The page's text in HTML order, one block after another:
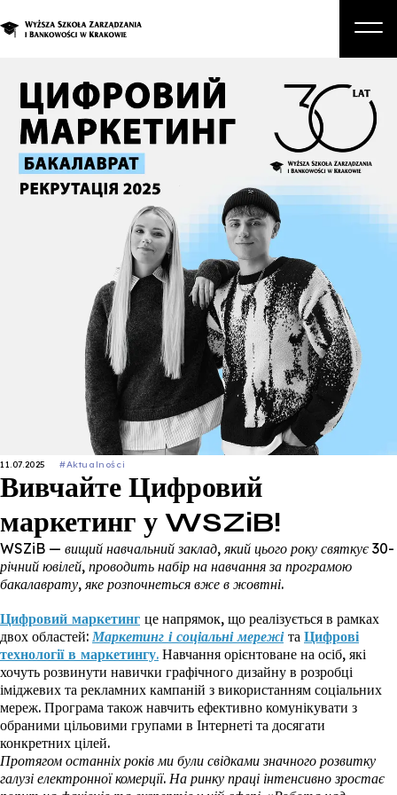
11.07.2025 #Aktualności
Вивчайте Цифровий
маркетинг у WSZiB!
WSZiB — вищий навчальний заклад, який цього року святкує 30-
річний ювілей, проводить набір на навчання за програмою
бакалаврату, яке розпочнеться вже в жовтні.
Цифровий маркетинг це напрямок, що реалізується в рамках
двох областей: Маркетинг і соціальні мережі та Цифрові
технології в маркетингу. Навчання орієнтоване на осіб, які
хочуть розвинути навички графічного дизайну в розробці
іміджевих та рекламних кампаній з використанням соціальних
мереж. Програма також навчить ефективно комунікувати з
обраними цільовими групами в Інтернеті та досягати
конкретних цілей.
Протягом останніх років ми були свідками значного розвитку
галузі електронної комерції. На ринку праці інтенсивно зростає